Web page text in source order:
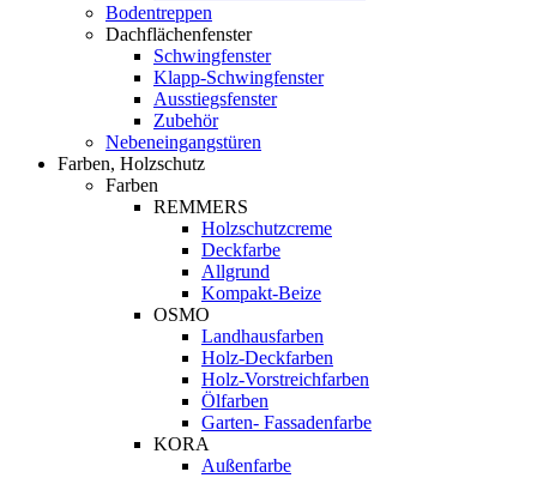
Bodentreppen
Dachflächenfenster
Schwingfenster
Klapp-Schwingfenster
Ausstiegsfenster
Zubehör
Nebeneingangstüren
Farben, Holzschutz
Farben
REMMERS
Holzschutzcreme
Deckfarbe
Allgrund
Kompakt-Beize
OSMO
Landhausfarben
Holz-Deckfarben
Holz-Vorstreichfarben
Ölfarben
Garten- Fassadenfarbe
KORA
Außenfarbe